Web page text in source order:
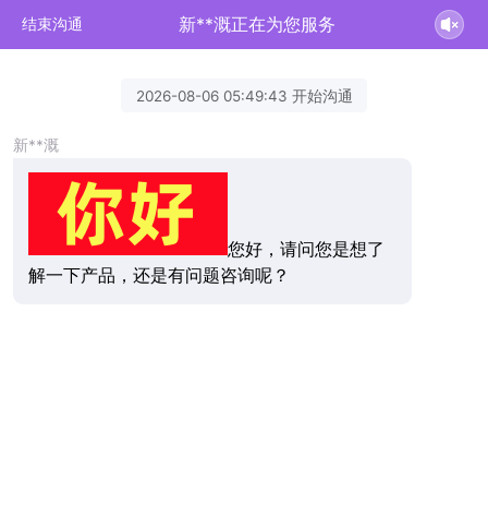
结束沟通 新**溉正在为您服务
2026-08-06 05:49:43 开始沟通
新**溉
您好，请问您是想了
解一下产品，还是有问题咨询呢？